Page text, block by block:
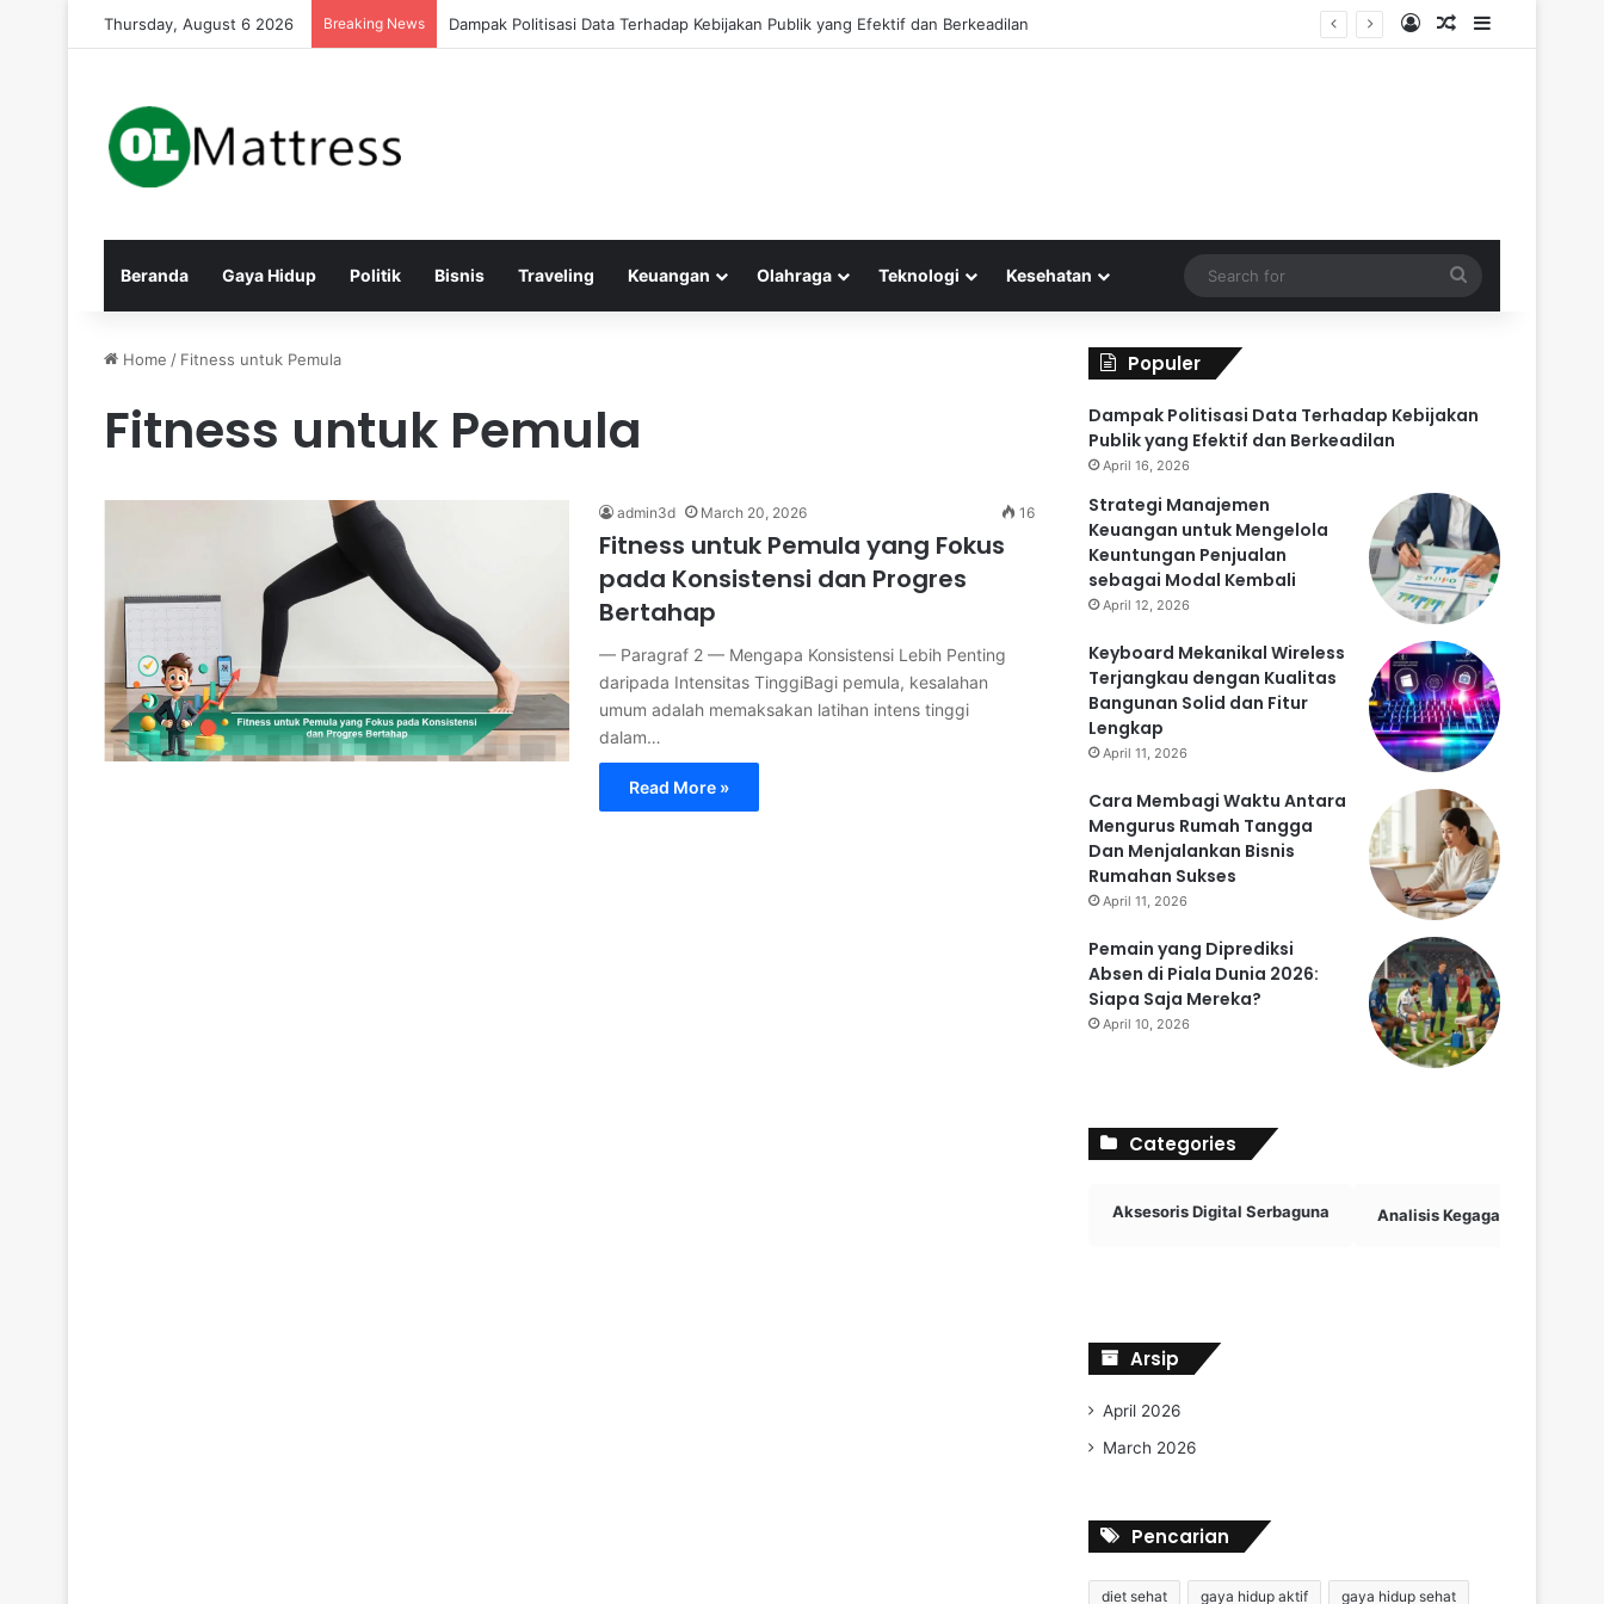
Thursday, August 6 2026 Breaking News Strategi Manajemen Keuangan untuk Mengelola Keuntungan Penjualan sebagai Modal Kembali Log InRandom Article
Sidebar
Beranda Gaya Hidup Politik Bisnis Traveling Keuangan Olahraga Teknologi Kesehatan
for
Home / Fitness untuk Pemula
Fitness untuk Pemula
admin3d March 20, 2026 16
Fitness untuk Pemula yang Fokus
pada Konsistensi dan Progres
Bertahap
— Paragraf 2 — Mengapa Konsistensi Lebih Penting
daripada Intensitas TinggiBagi pemula, kesalahan
umum adalah memaksakan latihan intens tinggi
dalam…
Read More »
Populer
Dampak Politisasi Data Terhadap Kebijakan
Publik yang Efektif dan Berkeadilan
April 16, 2026
Strategi Manajemen
Keuangan untuk Mengelola
Keuntungan Penjualan
sebagai Modal Kembali
April 12, 2026
Keyboard Mekanikal Wireless
Terjangkau dengan Kualitas
Bangunan Solid dan Fitur
Lengkap
April 11, 2026
Cara Membagi Waktu Antara
Mengurus Rumah Tangga
Dan Menjalankan Bisnis
Rumahan Sukses
April 11, 2026
Pemain yang Diprediksi
Absen di Piala Dunia 2026:
Siapa Saja Mereka?
April 10, 2026
Categories
Aksesoris Digital Serbaguna Analisis Kegagalan Penalti
Arsip
April 2026
March 2026
Pencarian
diet sehat gaya hidup aktif gaya hidup sehat